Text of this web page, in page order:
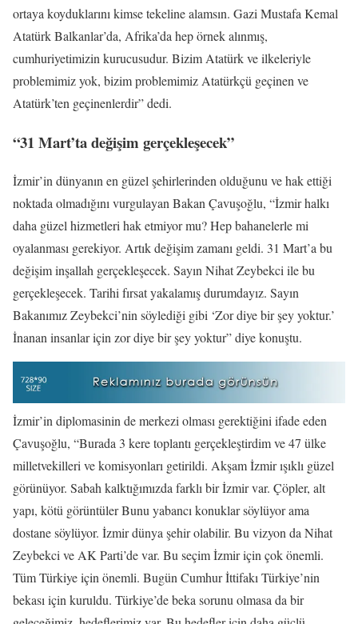
ortaya koyduklarını kimse tekeline alamsın. Gazi Mustafa Kemal
Atatürk Balkanlar’da, Afrika’da hep örnek alınmış,
cumhuriyetimizin kurucusudur. Bizim Atatürk ve ilkeleriyle
problemimiz yok, bizim problemimiz Atatürkçü geçinen ve
Atatürk’ten geçinenlerdir” dedi.
“31 Mart’ta değişim gerçekleşecek”
İzmir’in dünyanın en güzel şehirlerinden olduğunu ve hak ettiği
noktada olmadığını vurgulayan Bakan Çavuşoğlu, “İzmir halkı
daha güzel hizmetleri hak etmiyor mu? Hep bahanelerle mi
oyalanması gerekiyor. Artık değişim zamanı geldi. 31 Mart’a bu
değişim inşallah gerçekleşecek. Sayın Nihat Zeybekci ile bu
gerçekleşecek. Tarihi fırsat yakalamış durumdayız. Sayın
Bakanımız Zeybekci’nin söylediği gibi ‘Zor diye bir şey yoktur.’
İnanan insanlar için zor diye bir şey yoktur” diye konuştu.
İzmir’in diplomasinin de merkezi olması gerektiğini ifade eden
Çavuşoğlu, “Burada 3 kere toplantı gerçekleştirdim ve 47 ülke
milletvekilleri ve komisyonları getirildi. Akşam İzmir ışıklı güzel
görünüyor. Sabah kalktığımızda farklı bir İzmir var. Çöpler, alt
yapı, kötü görüntüler Bunu yabancı konuklar söylüyor ama
dostane söylüyor. İzmir dünya şehir olabilir. Bu vizyon da Nihat
Zeybekci ve AK Parti’de var. Bu seçim İzmir için çok önemli.
Tüm Türkiye için önemli. Bugün Cumhur İttifakı Türkiye’nin
bekası için kuruldu. Türkiye’de beka sorunu olmasa da bir